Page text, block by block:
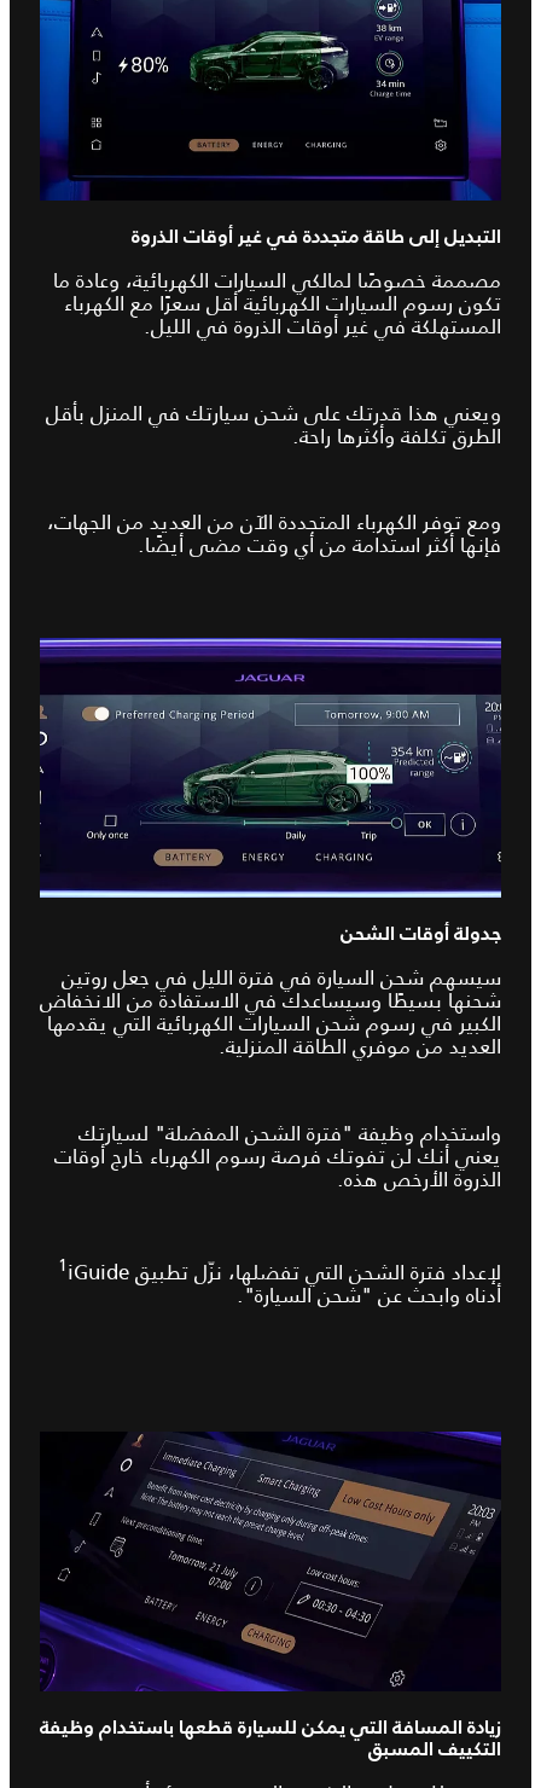
التبديل إلى طاقة متجددة في غير أوقات الذروة
مصممة خصوصًا لمالكي السيارات الكهربائية، وعادة ما
تكون رسوم السيارات الكهربائية أقل سعرًا مع الكهرباء
المستهلكة في غير أوقات الذروة في الليل.
ويعني هذا قدرتك على شحن سيارتك في المنزل بأقل
الطرق تكلفة وأكثرها راحة.
ومع توفر الكهرباء المتجددة الآن من العديد من الجهات،
فإنها أكثر استدامة من أي وقت مضى أيضًا.
جدولة أوقات الشحن
سيسهم شحن السيارة في فترة الليل في جعل روتين
شحنها بسيطًا وسيساعدك في الاستفادة من الانخفاض
الكبير في رسوم شحن السيارات الكهربائية التي يقدمها
العديد من موفري الطاقة المنزلية.
واستخدام وظيفة "فترة الشحن المفضلة" لسيارتك
يعني أنك لن تفوتك فرصة رسوم الكهرباء خارج أوقات
الذروة الأرخص هذه.
لإعداد فترة الشحن التي تفضلها، نزّل تطبيق iGuide‏ 1
أدناه وابحث عن "شحن السيارة".
زيادة المسافة التي يمكن للسيارة قطعها باستخدام وظيفة
التكييف المسبق